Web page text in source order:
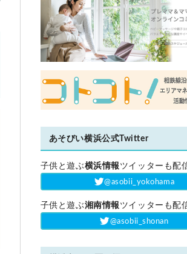
あそびい横浜公式Twitter
子供と遊ぶ横浜情報 ツイッターも配
‎@asobii_yokohama
子供と遊ぶ湘南情報 ツイッターも配
‎@asobii_shonan